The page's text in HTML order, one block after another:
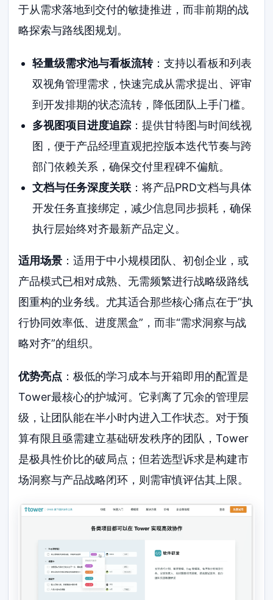
于从需求落地到交付的敏捷推进，而非前期的战
略探索与路线图规划。
轻量级需求池与看板流转：支持以看板和列表
双视角管理需求，快速完成从需求提出、评审
到开发排期的状态流转，降低团队上手门槛。
多视图项目进度追踪：提供甘特图与时间线视
图，便于产品经理直观把控版本迭代节奏与跨
部门依赖关系，确保交付里程碑不偏航。
文档与任务深度关联：将产品PRD文档与具体
开发任务直接绑定，减少信息同步损耗，确保
执行层始终对齐最新产品定义。
适用场景 ：适用于中小规模团队、初创企业，或
产品模式已相对成熟、无需频繁进行战略级路线
图重构的业务线。尤其适合那些核心痛点在于“执
行协同效率低、进度黑盒”，而非“需求洞察与战
略对齐”的组织。
优势亮点 ：极低的学习成本与开箱即用的配置是
Tower最核心的护城河。它剥离了冗余的管理层
级，让团队能在半小时内进入工作状态。对于预
算有限且亟需建立基础研发秩序的团队，Tower
是极具性价比的破局点；但若选型诉求是构建市
场洞察与产品战略闭环，则需审慎评估其上限。